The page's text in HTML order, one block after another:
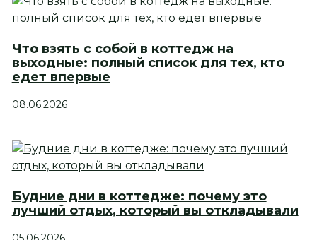
Что взять с собой в коттедж на
выходные: полный список для тех, кто
едет впервые
08.06.2026
Будние дни в коттедже: почему это
лучший отдых, который вы откладывали